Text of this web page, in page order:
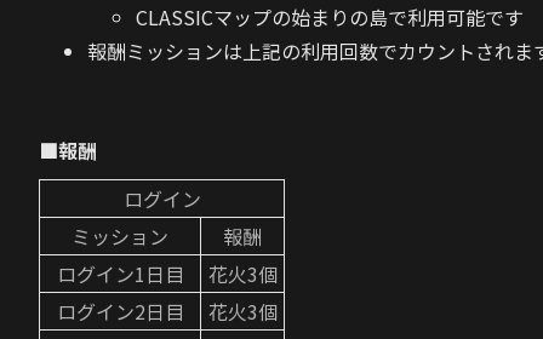
CLASSICマップの始まりの島で利用可能です
報酬ミッションは上記の利用回数でカウントされま
■報酬
ログイン
ミッション
報酬
ログイン1日目
花火3個
ログイン2日目
花火3個